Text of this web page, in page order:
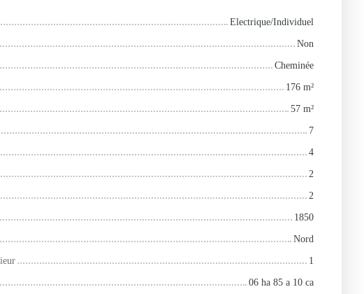
Electrique/Individuel
Non
Cheminée
176 m²
57 m²
7
4
2
2
1850
Nord
1
06 ha 85 a 10 ca